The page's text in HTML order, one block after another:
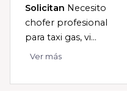
Solicitan Necesito
chofer profesional
para taxi gas, vi...
Ver más